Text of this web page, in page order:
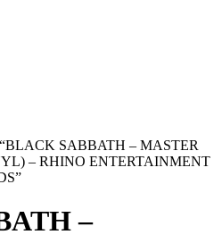
“BLACK SABBATH – MASTER
– RHINO ENTERTAINMENT
–